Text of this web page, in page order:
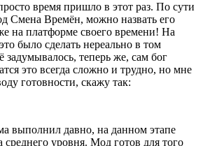
время пришло в этот раз. По сути
Смена Времён, можно назвать его
на платформе своего времени! На
было сделать нереально в том
задумывалось, теперь же, сам бог
это всегда сложно и трудно, но мне
готовности, скажу так:
выполнил давно, на данном этапе
уровня. Мод готов для того